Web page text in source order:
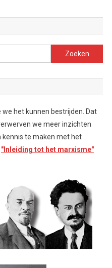
Zoeken
naar:
het kunnen bestrijden. Dat
we meer inzichten
kennis te maken met het
"Inleiding tot het marxisme"